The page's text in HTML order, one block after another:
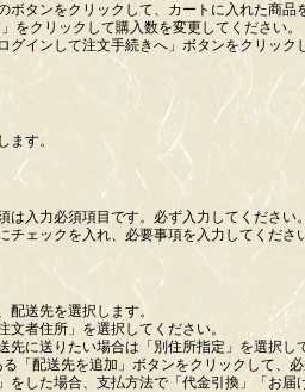
タンをクリックして、カートに入れた商品
をクリックして購入数を変更してください。
グインして注文手続きへ」ボタンをクリッ
ます。
は入力必須項目です。必ず入力してください。
ェックを入れ、必要事項を入力してくださ
配送先を選択します。
者住所」を選択してください。
先に送りたい場合は「別住所指定」を選択し
「配送先を追加」ボタンをクリックして、必
した場合、支払方法で「代金引換」「お届